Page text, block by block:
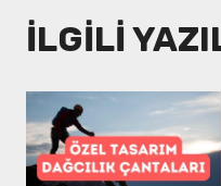
İLGILI